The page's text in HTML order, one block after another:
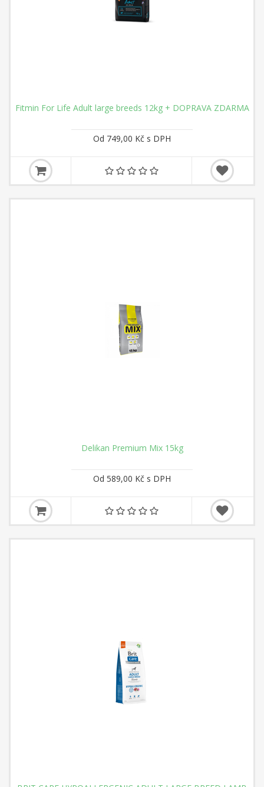
Fitmin For Life Adult large breeds 12kg + DOPRAVA ZDARMA
Od 749,00 Kč s DPH
Delikan Premium Mix 15kg
Od 589,00 Kč s DPH